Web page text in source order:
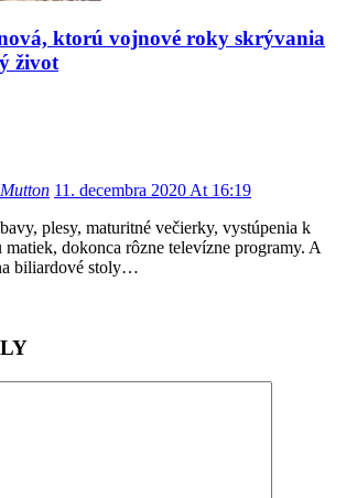
ktorú vojnové roky skrývania
život
11. decembra 2020 At 16:19
plesy, maturitné večierky, vystúpenia k
dokonca rôzne televízne programy. A
biliardové stoly…